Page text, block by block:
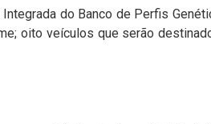
do Banco de Perfis
oito veículos que serão